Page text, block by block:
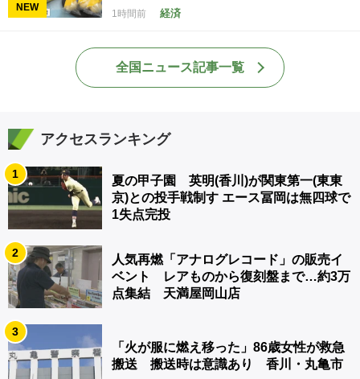
NEW
1時間前 経済
全国ニュース記事一覧
アクセスランキング
1
夏の甲子園 英明(香川)が関東第一(東東
京)との投手戦制す エース冨岡は無四球で
1失点完投
2
人気再燃「アナログレコード」の販売イ
ベント レアものから復刻盤まで…約3万
点集結 天満屋岡山店
3
「火が服に燃え移った」86歳女性が救急
搬送 搬送時は意識あり 香川・丸亀市